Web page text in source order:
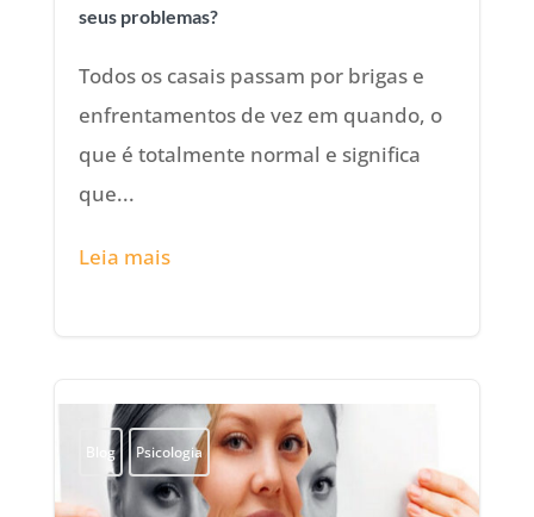
seus problemas?
Todos os casais passam por brigas e
enfrentamentos de vez em quando, o
que é totalmente normal e significa
que...
Leia mais
Blog Psicologia